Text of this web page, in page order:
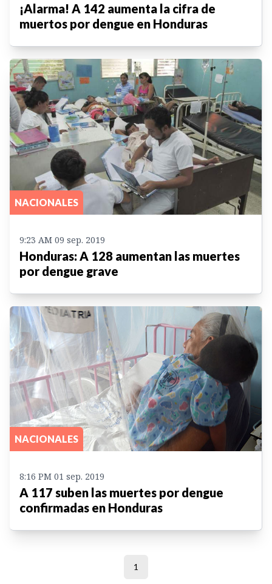
¡Alarma! A 142 aumenta la cifra de
muertos por dengue en Honduras
NACIONALES
9:23 AM 09 sep. 2019
Honduras: A 128 aumentan las muertes
por dengue grave
NACIONALES
8:16 PM 01 sep. 2019
A 117 suben las muertes por dengue
confirmadas en Honduras
1